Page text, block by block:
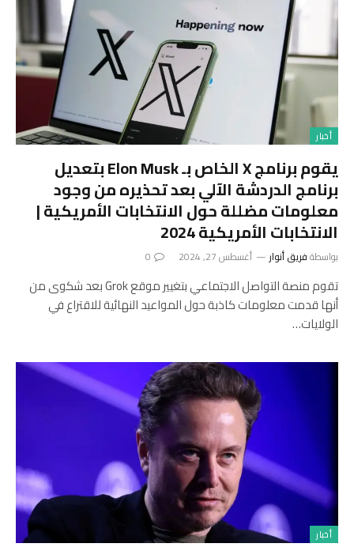
أخبار
يقوم برنامج X الخاص بـ Elon Musk بتعديل
برنامج الدردشة الآلي بعد تحذيره من وجود
معلومات مضللة حول الانتخابات الأمريكية |
الانتخابات الأمريكية 2024
بواسطةفريق أنوار أغسطس 27, 2024 0
تقوم منصة التواصل الاجتماعي بتغيير موقع Grok بعد شكوى من
أنها قدمت معلومات كاذبة حول المواعيد النهائية للاقتراع في
الولايات…
أخبار